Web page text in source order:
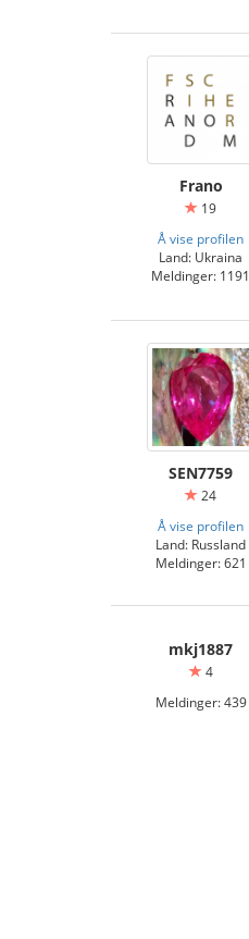
Frano
19
Å vise profilen
Land: Ukraina
Meldinger: 1191
SEN7759
24
Å vise profilen
Land: Russland
Meldinger: 621
mkj1887
4
Meldinger: 439